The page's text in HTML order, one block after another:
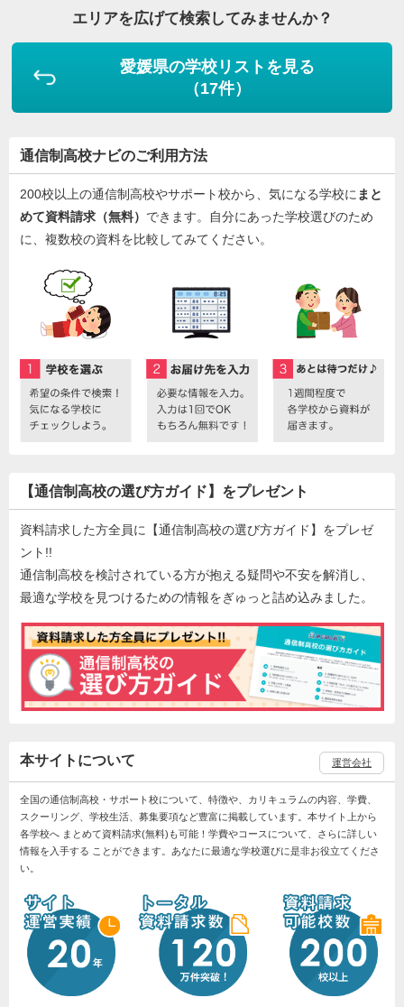
エリアを広げて検索してみませんか？
愛媛県の学校リストを見る
（17件）
通信制高校ナビのご利用方法
200校以上の通信制高校やサポート校から、気になる学校にまと
めて資料請求（無料） できます。自分にあった学校選びのため
に、複数校の資料を比較してみてください。
【通信制高校の選び方ガイド】をプレゼント
資料請求した方全員に【通信制高校の選び方ガイド】をプレゼ
ント!!
通信制高校を検討されている方が抱える疑問や不安を解消し、
最適な学校を見つけるための情報をぎゅっと詰め込みました。
本サイトについて 運営会社
全国の通信制高校・サポート校について、特徴や、カリキュラムの内容、学費、
スクーリング、学校生活、募集要項など豊富に掲載しています。本サイト上から
各学校へ まとめて資料請求(無料)も可能！学費やコースについて、さらに詳しい
情報を入手する ことができます。あなたに最適な学校選びに是非お役立てくださ
い。